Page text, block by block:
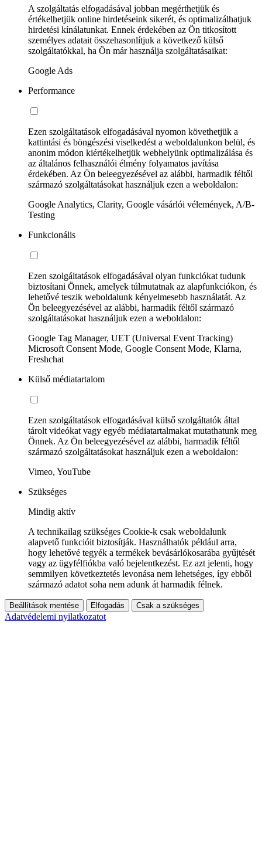
A szolgáltatás elfogadásával jobban megérthetjük és
értékelhetjük online hirdetéseink sikerét, és optimalizálhatjuk
hirdetési kínálatunkat. Ennek érdekében az Ön titkosított
személyes adatait összehasonlítjuk a következő külső
szolgáltatókkal, ha Ön már használja szolgáltatásaikat:
Google Ads
Performance
Ezen szolgáltatások elfogadásával nyomon követhetjük a
kattintási és böngészési viselkedést a weboldalunkon belül, és
anonim módon kiértékelhetjük webhelyünk optimalizálása és
az általános felhasználói élmény folyamatos javítása
érdekében. Az Ön beleegyezésével az alábbi, harmadik féltől
származó szolgáltatásokat használjuk ezen a weboldalon:
Google Analytics, Clarity, Google vásárlói vélemények, A/B-
Testing
Funkcionális
Ezen szolgáltatások elfogadásával olyan funkciókat tudunk
biztosítani Önnek, amelyek túlmutatnak az alapfunkciókon, és
lehetővé teszik weboldalunk kényelmesebb használatát. Az
Ön beleegyezésével az alábbi, harmadik féltől származó
szolgáltatásokat használjuk ezen a weboldalon:
Google Tag Manager, UET (Universal Event Tracking)
Microsoft Consent Mode, Google Consent Mode, Klarna,
Freshchat
Külső médiatartalom
Ezen szolgáltatások elfogadásával külső szolgáltatók által
tárolt videókat vagy egyéb médiatartalmakat mutathatunk meg
Önnek. Az Ön beleegyezésével az alábbi, harmadik féltől
származó szolgáltatásokat használjuk ezen a weboldalon:
Vimeo, YouTube
Szükséges
Mindig aktív
A technikailag szükséges Cookie-k csak weboldalunk
alapvető funkcióit biztosítják. Használhatók például arra,
hogy lehetővé tegyék a termékek bevásárlókosarába gyűjtését
vagy az ügyfélfiókba való bejelentkezést. Ez azt jelenti, hogy
semmilyen következtetés levonása nem lehetséges, így ebből
származó adatot soha nem adunk át harmadik félnek.
Beállítások mentése Elfogadás Csak a szükséges
Adatvédelemi nyilatkozatot